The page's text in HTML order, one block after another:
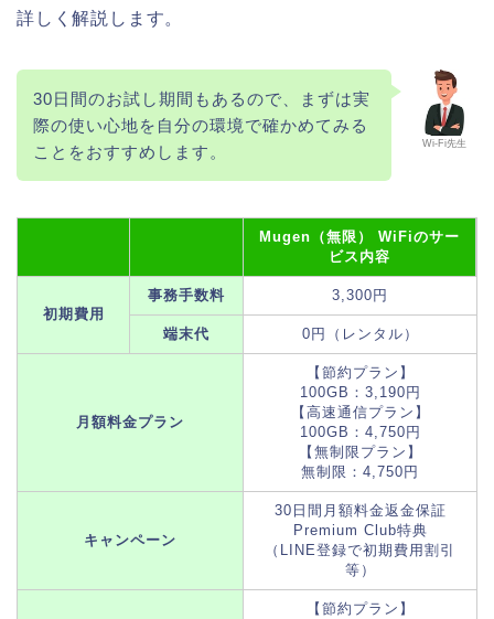
詳しく解説します。
Wi-Fi先生
30日間のお試し期間もあるので、まずは実
際の使い心地を自分の環境で確かめてみる
ことをおすすめします。
Mugen（無限） WiFiのサー
ビス内容
初期費用
事務手数料 3,300円
端末代 0円（レンタル）
月額料金プラン
【節約プラン】
100GB：3,190円
【高速通信プラン】
100GB：4,750円
【無制限プラン】
無制限：4,750円
キャンペーン
30日間月額料金返金保証
Premium Club特典
（LINE登録で初期費用割引
等）
【節約プラン】